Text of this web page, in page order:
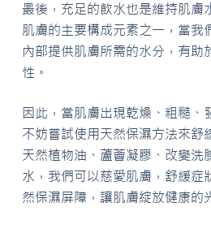
最後，充足的飲水也是維持肌膚
肌膚的主要構成元素之一，當我
內部提供肌膚所需的水分，有助
性。
因此，當肌膚出現乾燥、粗糙、
不妨嘗試使用天然保濕方法來舒
天然植物油、蘆薈凝膠、改變洗
水，我們可以慈愛肌膚，舒緩症
然保濕屏障，讓肌膚綻放健康的